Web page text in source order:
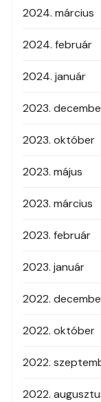
2024. március
2024. február
2024. január
2023.
2023. október
2023. május
2023. március
2023. február
2023. január
2022.
2022. október
2022.
2022.